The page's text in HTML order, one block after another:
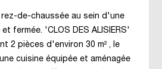
rez-de-chaussée au sein d'une
fermée. 'CLOS DES ALISIERS'
2 pièces d'environ 30 m² , le
cuisine équipée et aménagée